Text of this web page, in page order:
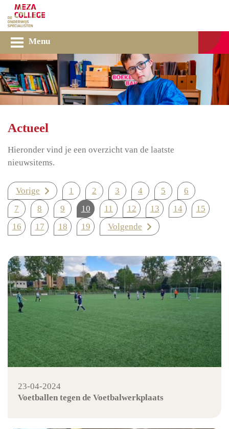
Menu
Actueel
Hieronder vind je een overzicht van de laatste
nieuwsitems.
Vorige 1 2 3 4 5
6
7
8 9 10 11 12 13 14
15
16
17 18 19 Volgende
23-04-2024
Voetballen tegen de Voetbalwerkplaats